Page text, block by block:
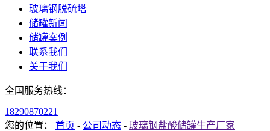
玻璃钢脱硫塔
储罐新闻
储罐案例
联系我们
关于我们
全国服务热线：
18290870221
您的位置： 首页 - 公司动态 - 玻璃钢盐酸储罐生产厂家